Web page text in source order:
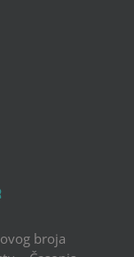
broja